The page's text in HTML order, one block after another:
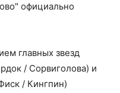
официально
главных звезд
/ Сорвиголова) и
/ Кингпин)